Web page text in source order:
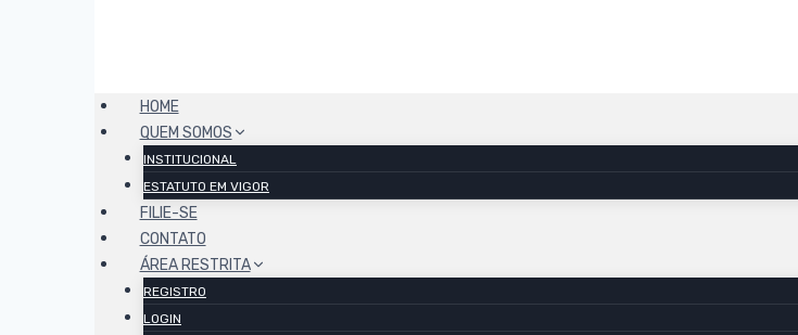
HOME
QUEM SOMOS
INSTITUCIONAL
ESTATUTO EM VIGOR
FILIE-SE
CONTATO
ÁREA RESTRITA
REGISTRO
LOGIN